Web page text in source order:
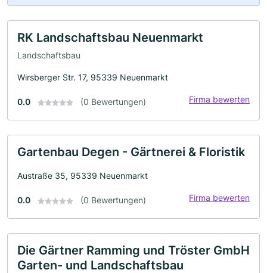
RK Landschaftsbau Neuenmarkt
Landschaftsbau
Wirsberger Str. 17, 95339 Neuenmarkt
0.0 (0 Bewertungen) Firma bewerten
Gartenbau Degen - Gärtnerei & Floristik
Austraße 35, 95339 Neuenmarkt
0.0 (0 Bewertungen) Firma bewerten
Die Gärtner Ramming und Tröster GmbH
Garten- und Landschaftsbau